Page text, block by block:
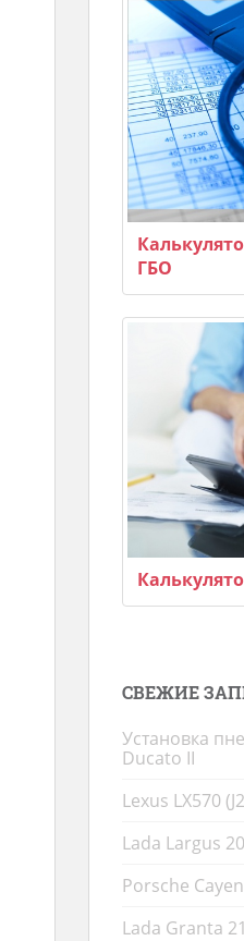
ГБО
СВЕЖИЕ
Установка
Ducato II
Lexus LX570
Lada Largus
Porsche
Lada Granta